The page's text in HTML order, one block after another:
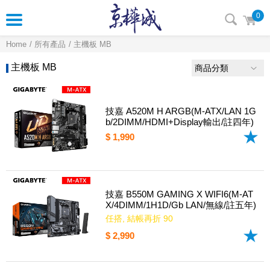
0
Home 所有產品 主機板 MB
主機板 MB 商品分類
技嘉 A520M H ARGB(M-ATX/LAN 1G
b/2DIMM/HDMI+Display輸出/註四年)
$ 1,990
技嘉 B550M GAMING X WIFI6(M-AT
X/4DIMM/1H1D/Gb LAN/無線/註五年)
任搭, 結帳再折 90
$ 2,990